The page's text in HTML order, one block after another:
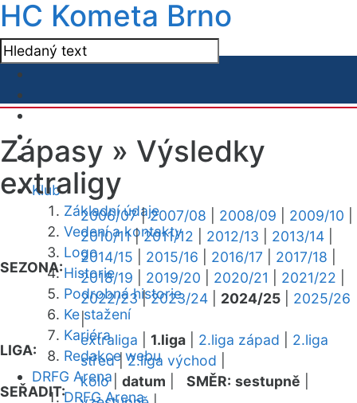
HC Kometa Brno
Klub
Základní údaje
Vedení a kontakty
Logo
Historie
Podrobná historie
Ke stažení
Kariéra
Redakce webu
DRFG Arena
DRFG Arena
Zápasy » Výsledky
extraligy
SEZONA:
2006/07|2007/08 2008/09 2009/10
2010/11|2011/12 2012/13 2013/14
2014/15
2015/16 2016/17 2017/18
2018/19
2019/20 2020/21 2021/22
2022/23|2023/24 2024/25
2025/26
|
LIGA:
extraliga 1.liga 2.liga západ
2.liga
střed|2.liga východ
SEŘADIT:
kolo| datum SMĚR: sestupně